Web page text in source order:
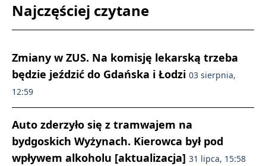
Najczęściej czytane
Zmiany w ZUS. Na komisję lekarską trzeba
będzie jeździć do Gdańska i Łodzi 03 sierpnia,
12:59
Auto zderzyło się z tramwajem na
bydgoskich Wyżynach. Kierowca był pod
wpływem alkoholu [aktualizacja] 31 lipca, 15:58